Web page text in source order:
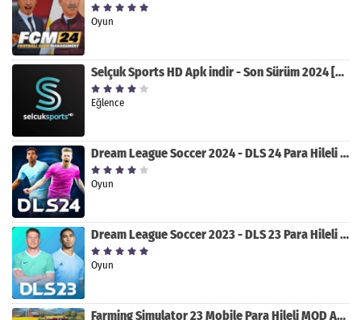
Oyun
Selçuk Sports HD Apk indir - Son Sürüm 2024 [2.0.1.9]
Eğlence
Dream League Soccer 2024 - DLS 24 Para Hileli MOD APK indir [v11.050]
Oyun
Dream League Soccer 2023 - DLS 23 Para Hileli MOD APK [v11.020]
Oyun
Farming Simulator 23 Mobile Para Hileli MOD APK indir [v0.0.0.8]